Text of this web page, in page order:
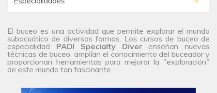
El buceo es una actividad que permite explorar el mundo
subacuático de diversas formas. Los cursos de buceo de
especialidad PADI Specialty Diver enseñan nuevas
técnicas de buceo, amplían el conocimiento del buceador y
proporcionan herramientas para mejorar la "exploración"
de este mundo tan fascinante.